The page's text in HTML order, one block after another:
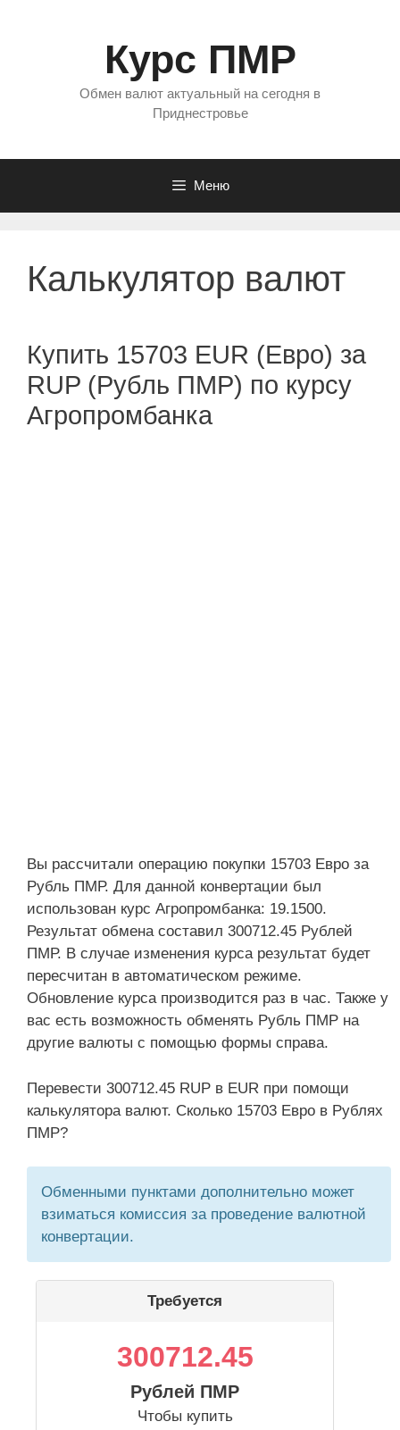
Курс ПМР
Обмен валют актуальный на сегодня в
Приднестровье
Меню
Калькулятор валют
Купить 15703 EUR (Евро) за
RUP (Рубль ПМР) по курсу
Агропромбанка
Вы рассчитали операцию покупки 15703 Евро за
Рубль ПМР. Для данной конвертации был
использован курс Агропромбанка: 19.1500.
Результат обмена составил 300712.45 Рублей
ПМР. В случае изменения курса результат будет
пересчитан в автоматическом режиме.
Обновление курса производится раз в час. Также у
вас есть возможность обменять Рубль ПМР на
другие валюты с помощью формы справа.
Перевести 300712.45 RUP в EUR при помощи
калькулятора валют. Сколько 15703 Евро в Рублях
ПМР?
Обменными пунктами дополнительно может
взиматься комиссия за проведение валютной
конвертации.
Требуется
300712.45
Рублей ПМР
Чтобы купить